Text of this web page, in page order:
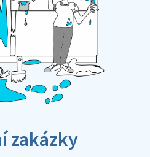
zakázky